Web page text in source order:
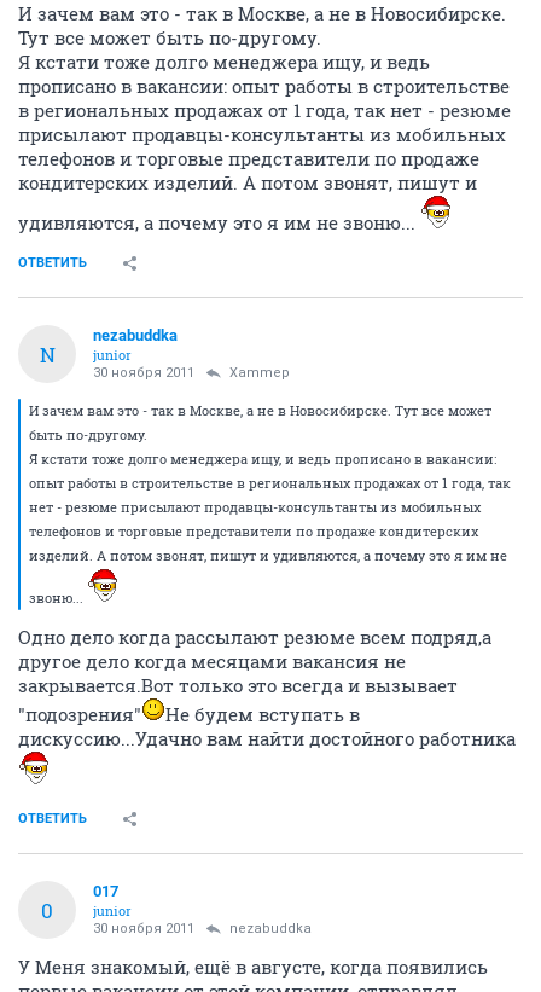
И зачем вам это - так в Москве, а не в Новосибирске.
Тут все может быть по-другому.
Я кстати тоже долго менеджера ищу, и ведь
прописано в вакансии: опыт работы в строительстве
в региональных продажах от 1 года, так нет - резюме
присылают продавцы-консультанты из мобильных
телефонов и торговые представители по продаже
кондитерских изделий. А потом звонят, пишут и
удивляются, а почему это я им не звоню...
ОТВЕТИТЬ
N
nezabuddka
junior
30 ноября 2011 Xammep
И зачем вам это - так в Москве, а не в Новосибирске. Тут все может
быть по-другому.
Я кстати тоже долго менеджера ищу, и ведь прописано в вакансии:
опыт работы в строительстве в региональных продажах от 1 года, так
нет - резюме присылают продавцы-консультанты из мобильных
телефонов и торговые представители по продаже кондитерских
изделий. А потом звонят, пишут и удивляются, а почему это я им не
звоню...
Одно дело когда рассылают резюме всем подряд,а
другое дело когда месяцами вакансия не
закрывается.Вот только это всегда и вызывает
"подозрения"
Не будем вступать в
дискуссию...Удачно вам найти достойного работника
ОТВЕТИТЬ
0
017
junior
30 ноября 2011 nezabuddka
У Меня знакомый, ещё в августе, когда появились